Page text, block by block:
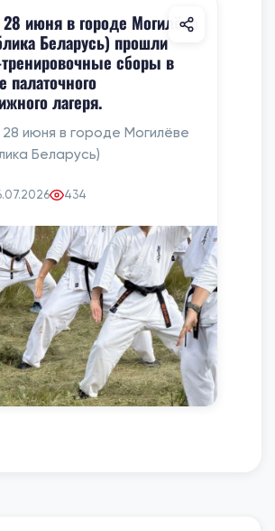
июня в городе Могилёве
Беларусь) прошли
сборы в
палаточного
лагеря.
июня в городе Могилёве
Беларусь)
434